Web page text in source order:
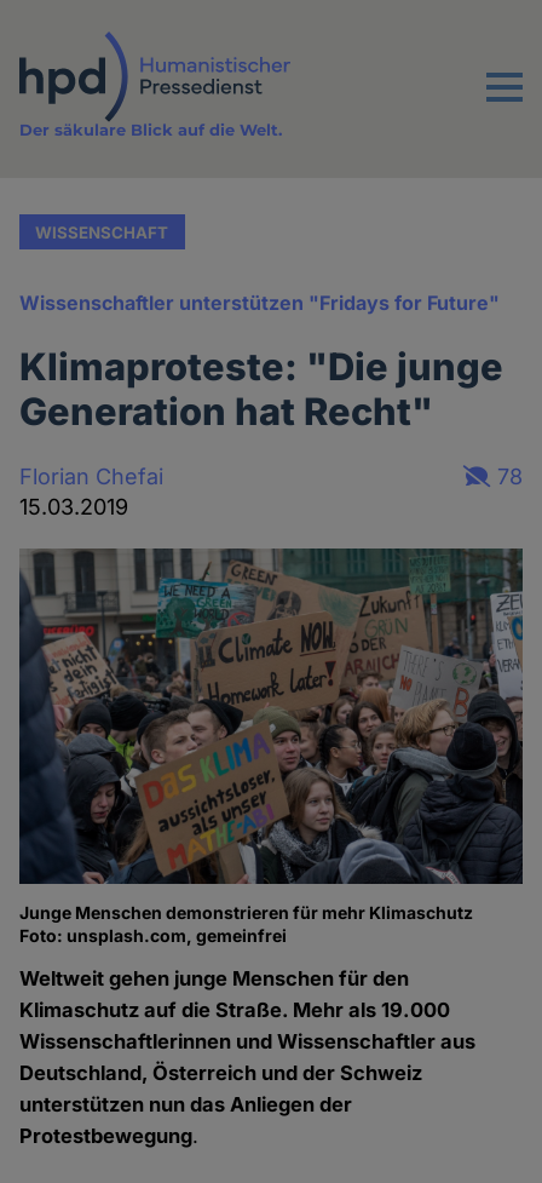
Inhalt
Menu
Der säkulare Blick auf die Welt.
WISSENSCHAFT
Wissenschaftler unterstützen "Fridays for Future"
Klimaproteste: "Die junge
Generation hat Recht"
Florian Chefai
15.03.2019
78
Junge Menschen demonstrieren für mehr Klimaschutz
Foto: unsplash.com, gemeinfrei
Weltweit gehen junge Menschen für den
Klimaschutz auf die Straße. Mehr als 19.000
Wissenschaftlerinnen und Wissenschaftler aus
Deutschland, Österreich und der Schweiz
unterstützen nun das Anliegen der
Protestbewegung.